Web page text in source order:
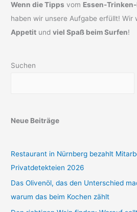
Wenn die Tipps vom Essen-
haben wir unsere Aufgabe erfüllt! Wir
Appetit undviel Spaß beim Surfen!
Suchen
Neue Beiträge
Restaurant in Nürnberg bezahlt
Privatdetekteien 2026
Das Olivenöl, das den Unterschied
warum das beim Kochen zählt